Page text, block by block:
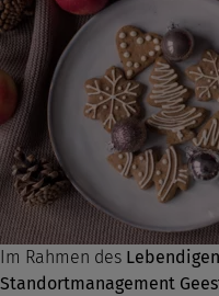
Im Rahmen des
Standortmanagement